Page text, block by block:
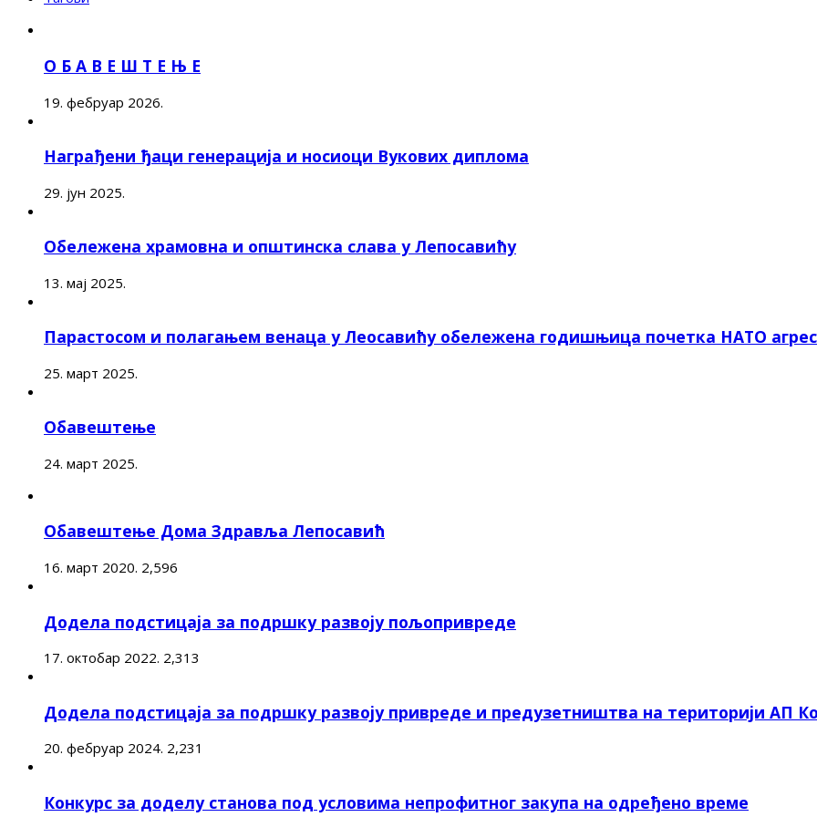
О Б А В Е Ш Т Е Њ Е
19. фебруар 2026.
Награђени ђаци генерација и носиоци Вукових диплома
29. јун 2025.
Обележена храмовна и општинска слава у Лепосавићу
13. мај 2025.
Парастосом и полагањем венаца у Леосавићу обележена годишњица почетка НАТО
25. март 2025.
Обавештење
24. март 2025.
Обавештење Дома Здравља Лепосавић
16. март 2020. 2,596
Додела подстицаја за подршку развоју пољопривреде
17. октобар 2022. 2,313
Додела подстицаја за подршку развоју привреде и предузетништва на територији АП
20. фебруар 2024. 2,231
Конкурс за доделу станова под условима непрофитног закупа на одређено време